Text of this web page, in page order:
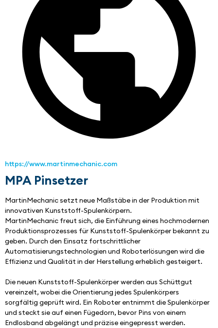
https://www.martinmechanic.com
MPA Pinsetzer
MartinMechanic setzt neue Maßstäbe in der Produktion mit
innovativen Kunststoff-Spulenkörpern.
MartinMechanic freut sich, die Einführung eines hochmodernen
Produktionsprozesses für Kunststoff-Spulenkörper bekannt zu
geben. Durch den Einsatz fortschrittlicher
Automatisierungstechnologien und Roboterlösungen wird die
Effizienz und Qualität in der Herstellung erheblich gesteigert.
Die neuen Kunststoff-Spulenkörper werden aus Schüttgut
vereinzelt, wobei die Orientierung jedes Spulenkörpers
sorgfältig geprüft wird. Ein Roboter entnimmt die Spulenkörper
und steckt sie auf einen Fügedorn, bevor Pins von einem
Endlosband abgelängt und präzise eingepresst werden.